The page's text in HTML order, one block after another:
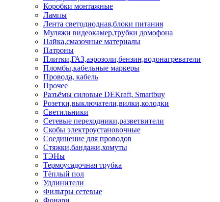
Коробки монтажные
Лампы
Лента светодиодная,блоки питания
Муляжи видеокамер,трубки домофона
Пайка,смазочные материалы
Патроны
Плитки,ГАЗ,аэрозоли,бензин,водонагреватели
Пломбы,кабельные маркеры
Провода, кабель
Прочее
Разъёмы силовые DEKraft, Smartbuy
Розетки,выключатели,вилки,колодки
Светильники
Сетевые переходники,разветвители
Скобы электроустановочные
Соединение для проводов
Стяжки,бандажи,хомуты
ТЭНы
Термоусадочная трубка
Тёплый пол
Удлинители
Фильтры сетевые
Фонари